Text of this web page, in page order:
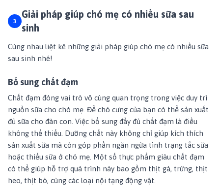
Giải pháp giúp chó mẹ có nhiều sữa sau
sinh
Cùng nhau liệt kê những giải pháp giúp chó mẹ có nhiều sữa
sau sinh nhé!
Bổ sung chất đạm
Chất đạm đóng vai trò vô cùng quan trọng trong việc duy trì
nguồn sữa cho chó mẹ. Để chó cưng của bạn có thể sản xuất
đủ sữa cho đàn con. Việc bổ sung đầy đủ chất đạm là điều
không thể thiếu. Dưỡng chất này không chỉ giúp kích thích
sản xuất sữa mà còn góp phần ngăn ngừa tình trạng tắc sữa
hoặc thiếu sữa ở chó mẹ. Một số thực phẩm giàu chất đạm
có thể giúp hỗ trợ quá trình này bao gồm thịt gà, trứng, thịt
heo, thịt bò, cùng các loại nội tạng động vật.